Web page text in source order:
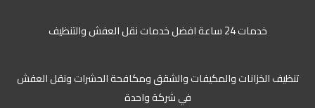
خدمات 24 ساعة افضل خدمات نقل العفش والتنظيف
تنظيف الخزانات والمكيفات والشقق ومكافحة الحشرات ونقل العفش
في شركة واحدة